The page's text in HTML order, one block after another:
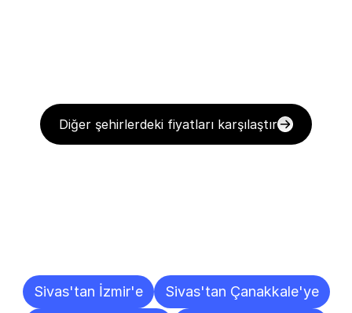
Diğer şehirlerdeki fiyatları karşılaştır
Sivas'tan İzmir'e
Sivas'tan Çanakkale'ye